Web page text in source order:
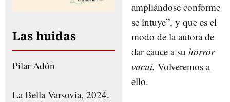
Las huidas
Pilar Adón
La Bella Varsovia, 2024.
ampliándose conforme
se intuye”, y que es el
modo de la autora de
dar cauce a su horror
vacui. Volveremos a
ello.